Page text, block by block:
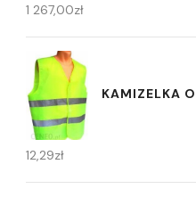
1 267,00zł
KAMIZELKA
12,29zł